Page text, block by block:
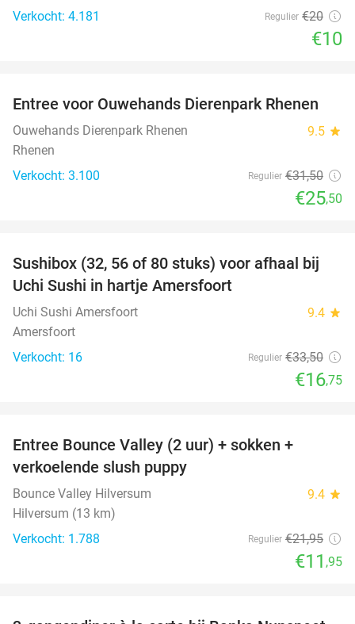
Verkocht: 4.181
Regulier €20
€10
19%
Entree voor Ouwehands Dierenpark Rhenen
Ouwehands Dierenpark Rhenen 9.5 star
Rhenen
Verkocht: 3.100
Regulier €31,50
€25,50
50%
Sushibox (32, 56 of 80 stuks) voor afhaal bij
Uchi Sushi in hartje Amersfoort
Uchi Sushi Amersfoort 9.4 star
Amersfoort
Verkocht: 16
Regulier €33,50
€16,75
Entree Bounce Valley (2 uur) + sokken +
verkoelende slush puppy
Bounce Valley Hilversum 9.4 star
Hilversum (13 km)
Verkocht: 1.788
Regulier €21,95
€11 ,95